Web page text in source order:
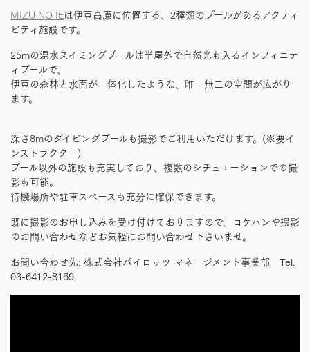
MIZU NO IEは伊豆高原に位置する、2種類のプールがあるアクティ
ビティ施設です。
25mの温水スイミングプールは半屋外で自然光も入るインフィニテ
ィプールで、
伊豆の森林と水面が一体化したような、唯一無二の空間が広がり
ます。
深さ8mのダイビングプールも撮影でご利用いただけます。(※要イ
ンストラクター)
プール以外の施設も充実しており、複数のシチュエーションでの撮
影も可能。
待機場所や駐車スペースも充分に確保できます。
既に撮影のお申し込みを受け付けておりますので、ロケハンや撮影
のお問い合わせなどお気軽にお問い合わせ下さいませ。
お問い合わせ先; 株式会社パイロッツ マネージメント事業部 Tel.
03-6412-8169